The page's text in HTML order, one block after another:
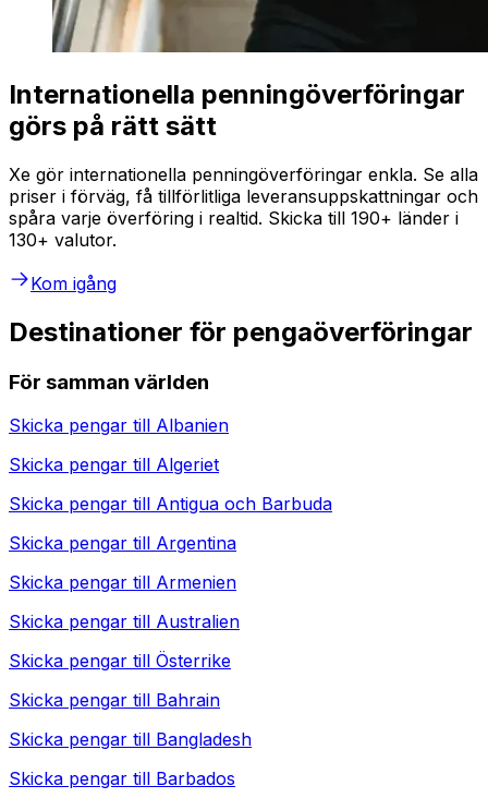
Internationella penningöverföringar
görs på rätt sätt
Xe gör internationella penningöverföringar enkla. Se alla
priser i förväg, få tillförlitliga leveransuppskattningar och
spåra varje överföring i realtid. Skicka till 190+ länder i
130+ valutor.
Kom igång
Destinationer för pengaöverföringar
För samman världen
Skicka pengar till Albanien
Skicka pengar till Algeriet
Skicka pengar till Antigua och Barbuda
Skicka pengar till Argentina
Skicka pengar till Armenien
Skicka pengar till Australien
Skicka pengar till Österrike
Skicka pengar till Bahrain
Skicka pengar till Bangladesh
Skicka pengar till Barbados